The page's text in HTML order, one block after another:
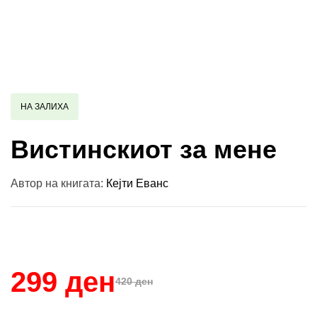
НА ЗАЛИХА
Вистинскиот за мене
Автор на книгата: Кејти Еванс
420 ден
299 ден